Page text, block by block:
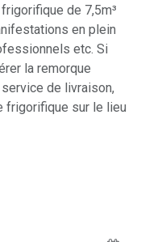
de 7,5m³
en plein
etc. Si
la remorque
de livraison,
frigorifique sur le lieu